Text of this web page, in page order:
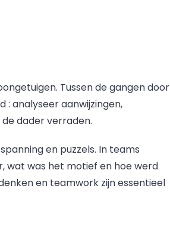
Tussen de gangen door
: analyseer aanwijzingen,
dader verraden.
en puzzels. In teams
wat was het motief en hoe werd
en teamwork zijn essentieel